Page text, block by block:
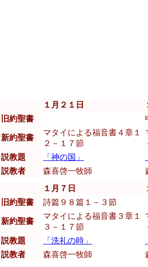
１月２１日
旧約聖書
新約聖書
マタイによる福音書４章１
２－１７節
説教題
「神の国」
説教者
森喜啓一牧師
１月７日
旧約聖書
詩篇９８篇１－３節
新約聖書
マタイによる福音書３章１
３－１７節
説教題
「洗礼の時」
説教者
森喜啓一牧師